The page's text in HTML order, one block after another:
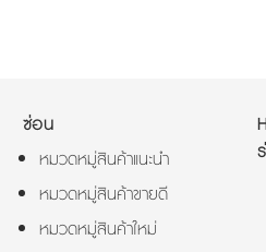
ซ่อน
หมวดหมู่สินค้าแนะนำ
หมวดหมู่สินค้าขายดี
หมวดหมู่สินค้าใหม่